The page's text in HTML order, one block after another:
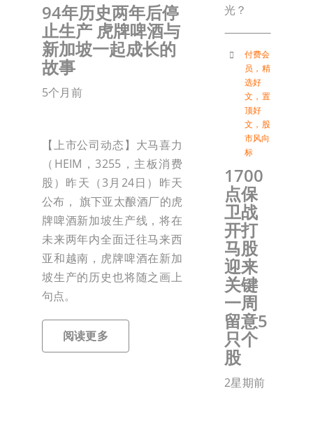
94年历史两年后停
止生产 虎牌啤酒与
新加坡一起成长的
故事
5个月前
【上市公司动态】大马喜力
（HEIM，3255，主板消费
股）昨天（3月24日）昨天
公布， 旗下亚太酿酒厂的虎
牌啤酒新加坡生产线，将在
未来两年内全面迁往马来西
亚和越南，虎牌啤酒在新加
坡生产的历史也将随之画上
句点。
阅读更多
光？
付费会
员 ， 精
选好
文 ， 置
顶好
文 ， 股
市风向
标
1700
点保
卫战
开打
马股
迎来
关键
一周
留意5
只个
股
2星期前